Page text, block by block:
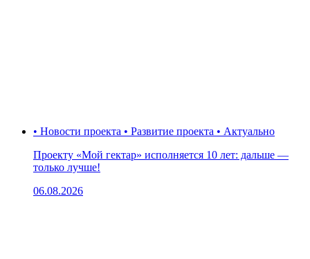
• Новости проекта • Развитие проекта • Актуально
Проекту «Мой гектар» исполняется 10 лет: дальше —
только лучше!
06.08.2026